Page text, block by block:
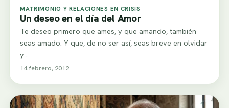
MATRIMONIO Y RELACIONES EN CRISIS
Un deseo en el día del Amor
Te deseo primero que ames, y que amando, también
seas amado. Y que, de no ser así, seas breve en olvidar
y…
14 febrero, 2012